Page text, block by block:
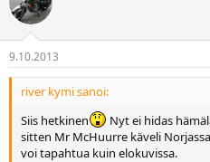
9.10.2013
river kymi sanoi:
Siis hetkinen
Nyt ei hidas
sitten Mr McHuurre käveli
voi tapahtua kuin elokuvissa.